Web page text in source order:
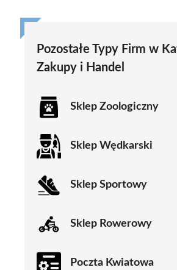
Pozostałe Typy Firm w
Zakupy i Handel
Sklep Zoologiczny
Sklep Wędkarski
Sklep Sportowy
Sklep Rowerowy
Poczta Kwiatowa